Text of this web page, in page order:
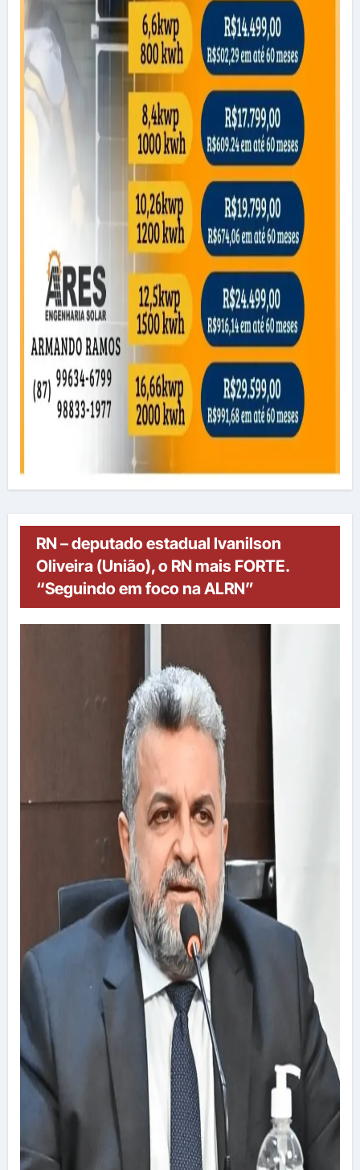
RN – deputado estadual Ivanilson
Oliveira (União), o RN mais FORTE.
“Seguindo em foco na ALRN”